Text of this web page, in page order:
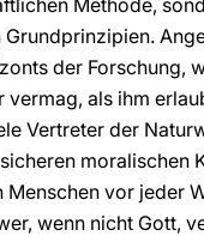
Methode,
der Forschung,
vermag, als ihm
Vertreter der
moralischen
Menschen vor jeder
wenn nicht Gott,